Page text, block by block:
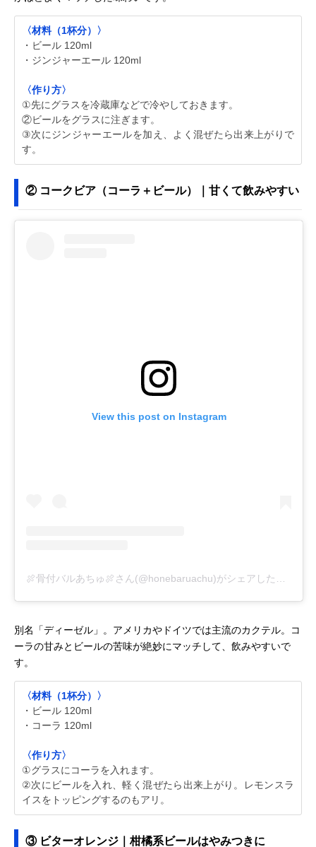
〈材料（1杯分）〉
・ビール 120ml
・ジンジャーエール 120ml
〈作り方〉
①先にグラスを冷蔵庫などで冷やしておきます。
②ビールをグラスに注ぎます。
③次にジンジャーエールを加え、よく混ぜたら出来上がりで
す。
② コークビア（コーラ＋ビール）｜甘くて飲みやすい
View this post on Instagram
別名「ディーゼル」。アメリカやドイツでは主流のカクテル。コ
ーラの甘みとビールの苦味が絶妙にマッチして、飲みやすいで
す。
〈材料（1杯分）〉
・ビール 120ml
・コーラ 120ml
〈作り方〉
①グラスにコーラを入れます。
②次にビールを入れ、軽く混ぜたら出来上がり。レモンスラ
イスをトッピングするのもアリ。
③ ビターオレンジ｜柑橘系ビールはやみつきに